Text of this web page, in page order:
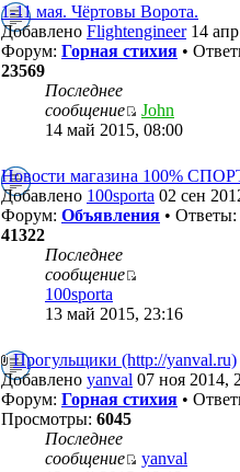
1-11 мая. Чёртовы Ворота.
Добавлено Flightengineer14 апр
Форум: Горная стихия •
23569
Последнее
сообщение
John
14 май 2015, 08:00
Новости магазина 100%
Добавлено 100sporta 02 сен
Форум: Объявления • Ответы:
41322
Последнее
сообщение
100sporta
13 май 2015, 23:16
Прогульщики (http://yanval.ru)
Добавлено yanval 07 ноя 2014,
Форум: Горная стихия •
Просмотры: 6045
Последнее
сообщение
yanval